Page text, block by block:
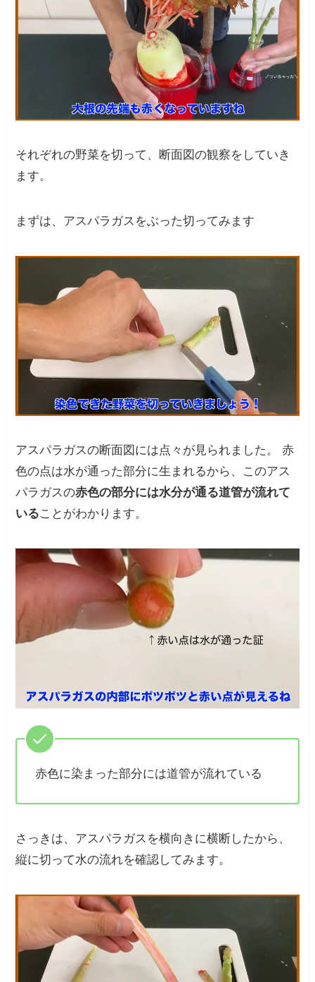
それぞれの野菜を切って、断面図の観察をしていき
ます。
まずは、アスパラガスをぶった切ってみます
アスパラガスの断面図には点々が見られました。 赤
色の点は水が通った部分に生まれるから、このアス
パラガスの赤色の部分には水分が通る道管が流れて
いることがわかります。
赤色に染まった部分には道管が流れている
さっきは、アスパラガスを横向きに横断したから、
縦に切って水の流れを確認してみます。